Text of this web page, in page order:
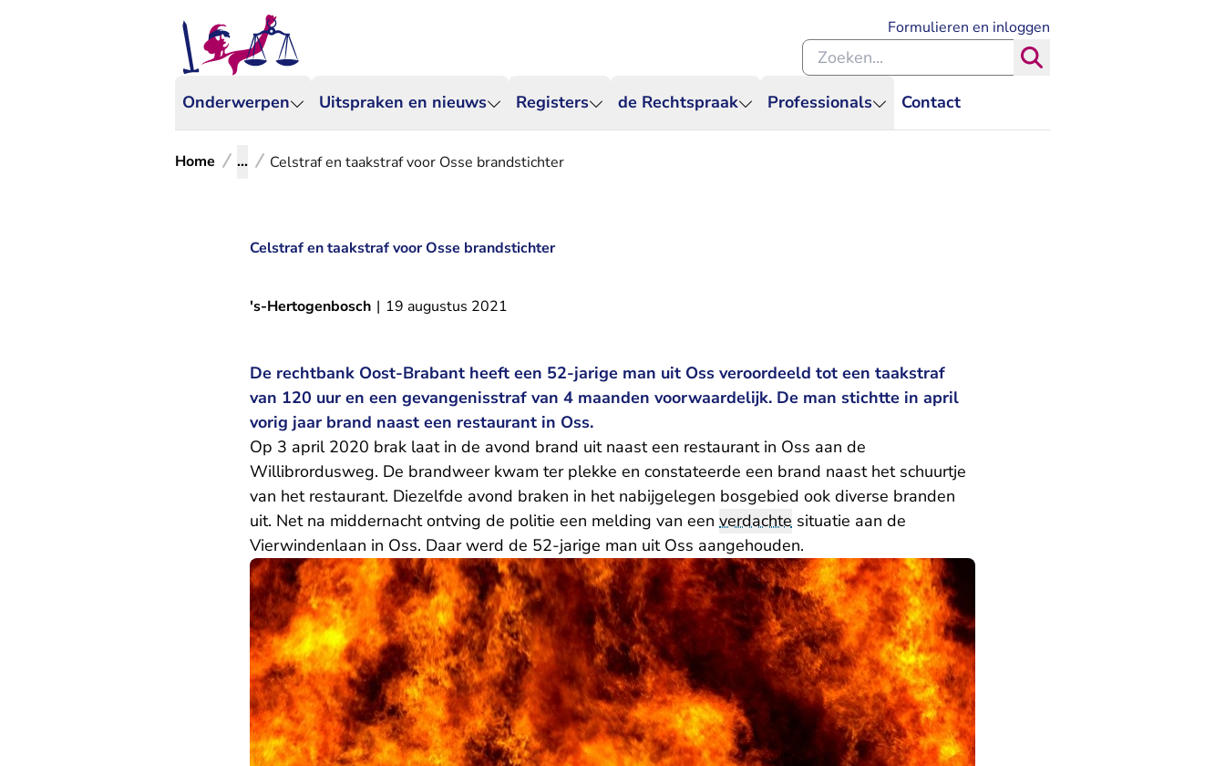
Onderwerpen Uitspraken en nieuws Registers de Rechtspraak Professionals Contact
Formulieren en inloggen
Zoeken binnen de Rechtspraak
Home ... Celstraf en taakstraf voor Osse brandstichter
Celstraf en taakstraf voor Osse brandstichter
's-Hertogenbosch | 19 augustus 2021
De rechtbank Oost-Brabant heeft een 52-jarige man uit Oss veroordeeld tot een taakstraf
van 120 uur en een gevangenisstraf van 4 maanden voorwaardelijk. De man stichtte in april
vorig jaar brand naast een restaurant in Oss.
Op 3 april 2020 brak laat in de avond brand uit naast een restaurant in Oss aan de
Willibrordusweg. De brandweer kwam ter plekke en constateerde een brand naast het schuurtje
van het restaurant. Diezelfde avond braken in het nabijgelegen bosgebied ook diverse branden
uit. Net na middernacht ontving de politie een melding van een verdachte situatie aan de
Vierwindenlaan in Oss. Daar werd de 52-jarige man uit Oss aangehouden.